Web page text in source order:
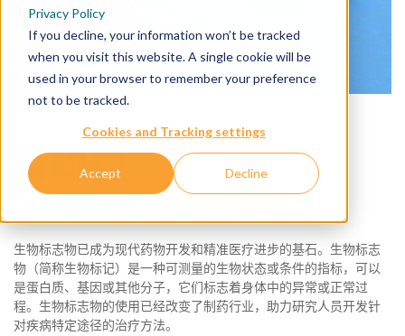
Privacy Policy
If you decline, your information won’t be tracked
when you visit this website. A single cookie will be
used in your browser to remember your preference
not to be tracked.
Cookies and Tracking settings
Accept Decline
生物标志物已成为现代药物开发和精准医疗进步的基石。生物标志
物（简称生物标记）是一种可测量的生物状态或条件的指标，可以
是蛋白质、基因或其他分子，它们标志着身体中的异常或正常过
程。生物标志物的使用已经改变了制药行业，助力研究人员开发针
对疾病特定途径的治疗方法。